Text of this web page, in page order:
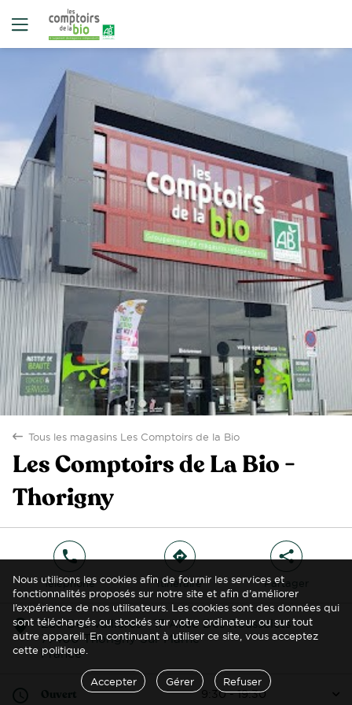
back Tous les magasins Les Comptoirs de la Bio
Les Comptoirs de La Bio -
Thorigny
Oui Non
phone
Téléphone
direction
Itinéraire
share
Partager
marker
Zac Des Vallières - 17 Allée Des Rousselets
77400 Thorigny Sur Marne
France
clock Ouvert 9:30 - 19:30 arrow
Nous utilisons les cookies afin de fournir les services et
fonctionnalités proposés sur notre site et afin d’améliorer
l’expérience de nos utilisateurs. Les cookies sont des données qui
sont téléchargés ou stockés sur votre ordinateur ou sur tout
autre appareil. En continuant à utiliser ce site, vous acceptez
cette politique.
Accepter Gérer Refuser